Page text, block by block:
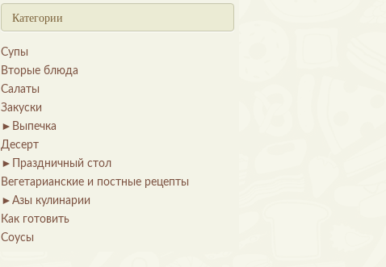
Категории
Супы
Вторые блюда
Салаты
Закуски
► Выпечка
Десерт
►
Праздничный стол
Вегетарианские и постные рецепты
► Азы кулинарии
Как готовить
Соусы